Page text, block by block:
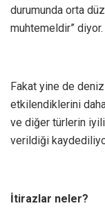
durumunda orta
muhtemeldir” diyor.
Fakat yine de deniz
etkilendiklerini
ve diğer türlerin
verildiği
İtirazlar neler?